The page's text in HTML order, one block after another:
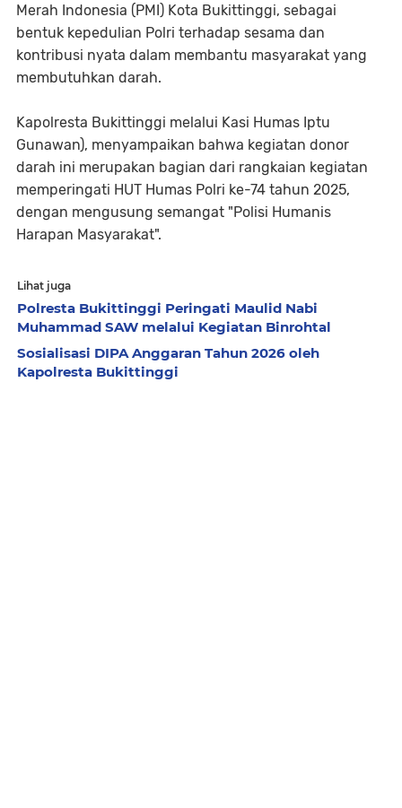
Merah Indonesia (PMI) Kota Bukittinggi, sebagai
bentuk kepedulian Polri terhadap sesama dan
kontribusi nyata dalam membantu masyarakat yang
membutuhkan darah.
Kapolresta Bukittinggi melalui Kasi Humas Iptu
Gunawan), menyampaikan bahwa kegiatan donor
darah ini merupakan bagian dari rangkaian kegiatan
memperingati HUT Humas Polri ke-74 tahun 2025,
dengan mengusung semangat "Polisi Humanis
Harapan Masyarakat".
Lihat juga
Polresta Bukittinggi Peringati Maulid Nabi
Muhammad SAW melalui Kegiatan Binrohtal
Sosialisasi DIPA Anggaran Tahun 2026 oleh
Kapolresta Bukittinggi